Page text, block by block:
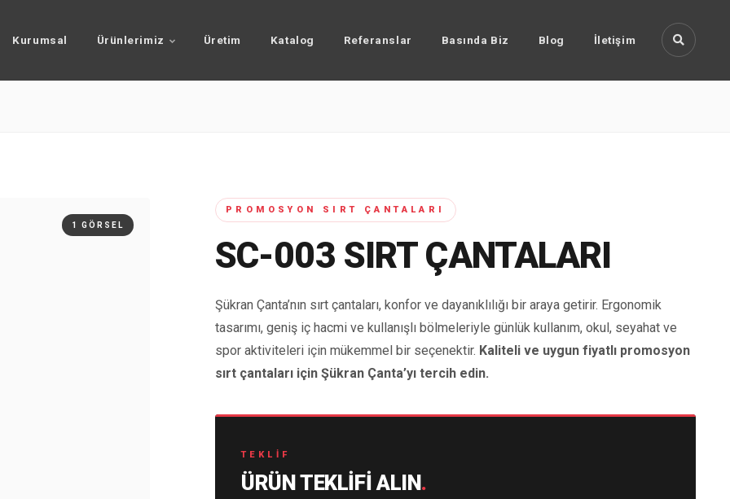
Kurumsal Ürünlerimiz Üretim Katalog Referanslar Basında Biz Blog İletişim
1 GÖRSEL
PROMOSYON SIRT ÇANTALARI
SC-003 SIRT ÇANTALARI
Şükran Çanta’nın sırt çantaları, konfor ve dayanıklılığı bir araya getirir. Ergonomik
tasarımı, geniş iç hacmi ve kullanışlı bölmeleriyle günlük kullanım, okul, seyahat ve
spor aktiviteleri için mükemmel bir seçenektir. Kaliteli ve uygun fiyatlı promosyon
sırt çantaları için Şükran Çanta’yı tercih edin.
TEKLIF
ÜRÜN TEKLIFI ALIN.